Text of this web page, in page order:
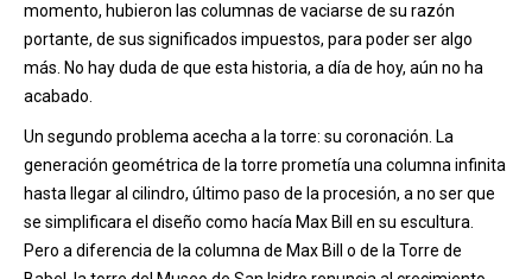
momento, hubieron las columnas de vaciarse de su razón
portante, de sus significados impuestos, para poder ser algo
más. No hay duda de que esta historia, a día de hoy, aún no ha
acabado.
Un segundo problema acecha a la torre: su coronación. La
generación geométrica de la torre prometía una columna infinita
hasta llegar al cilindro, último paso de la procesión, a no ser que
se simplificara el diseño como hacía Max Bill en su escultura.
Pero a diferencia de la columna de Max Bill o de la Torre de